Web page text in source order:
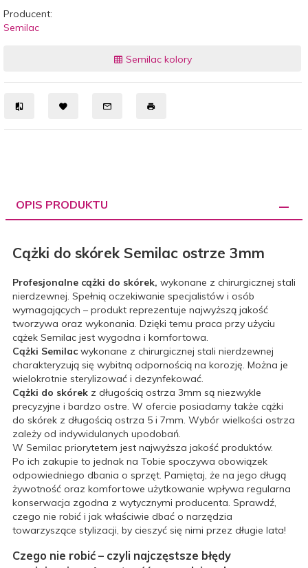
Producent:
Semilac
Semilac kolory
OPIS PRODUKTU
Cążki do skórek Semilac ostrze 3mm
Profesjonalne cążki do skórek, wykonane z chirurgicznej stali
nierdzewnej. Spełnią oczekiwanie specjalistów i osób
wymagających – produkt reprezentuje najwyższą jakość
tworzywa oraz wykonania. Dzięki temu praca przy użyciu
cążek Semilac jest wygodna i komfortowa.
Cążki Semilac wykonane z chirurgicznej stali nierdzewnej
charakteryzują się wybitną odpornością na korozję. Można je
wielokrotnie sterylizować i dezynfekować.
Cążki do skórek z długością ostrza 3mm są niezwykle
precyzyjne i bardzo ostre. W ofercie posiadamy także cążki
do skórek z długością ostrza 5 i 7mm. Wybór wielkości ostrza
zależy od indywidulanych upodobań.
W Semilac priorytetem jest najwyższa jakość produktów.
Po ich zakupie to jednak na Tobie spoczywa obowiązek
odpowiedniego dbania o sprzęt. Pamiętaj, że na jego długą
żywotność oraz komfortowe użytkowanie wpływa regularna
konserwacja zgodna z wytycznymi producenta. Sprawdź,
czego nie robić i jak właściwie dbać o narzędzia
towarzyszące stylizacji, by cieszyć się nimi przez długie lata!
Czego nie robić – czyli najczęstsze błędy